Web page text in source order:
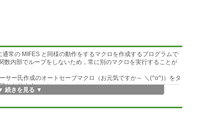
常の MIFES と同様の動作をするマクロを作成するプログラムで
内部でループをしないため，常に別のマクロを実行することが
ー氏作成のオートセーブマクロ（お元気ですか～ ＼(^o^)）をタ
となります。
続きを見る ▼